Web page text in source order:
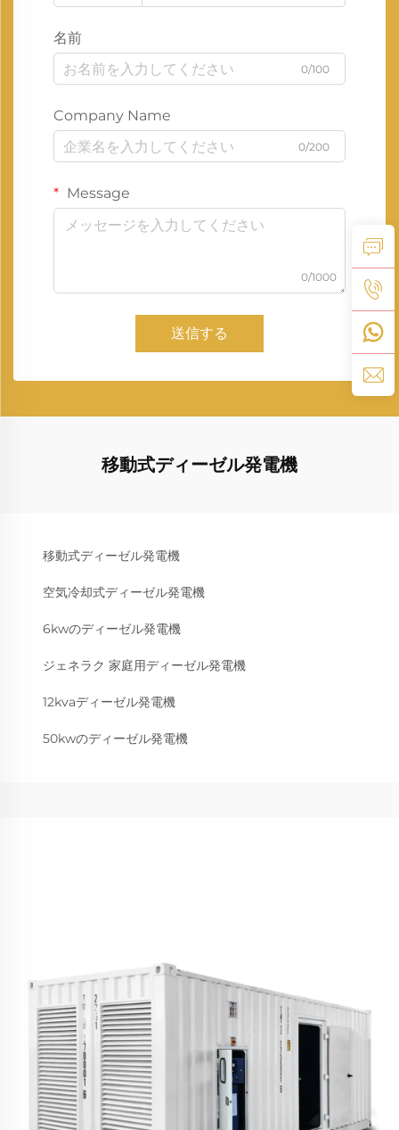
名前
0/100
Company Name
0/200
Message
0/1000
送信する
移動式ディーゼル発電機
移動式ディーゼル発電機
空気冷却式ディーゼル発電機
6kwのディーゼル発電機
ジェネラク 家庭用ディーゼル発電機
12kvaディーゼル発電機
50kwのディーゼル発電機